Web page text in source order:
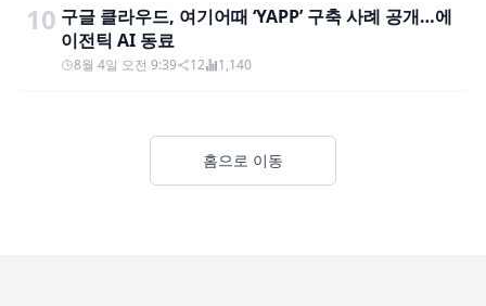
10 구글 클라우드, 여기어때 ‘YAPP’ 구축 사례 공개…에
이전틱 AI 동료
8월 4일 오전 9:39 12 1,140
홈으로 이동